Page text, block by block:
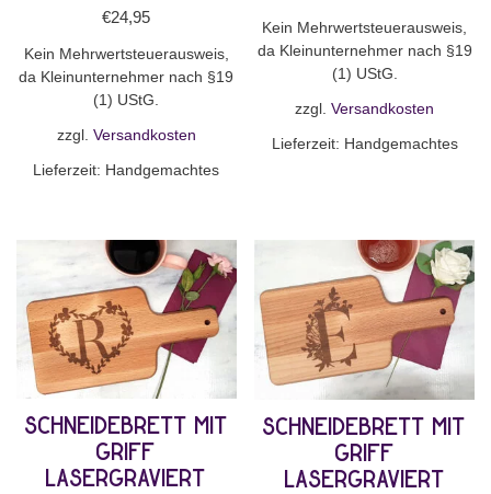
€24,95
Kein Mehrwertsteuerausweis,
da Kleinunternehmer nach §19
(1) UStG.
zzgl. Versandkosten
Lieferzeit: Handgemachtes
Kein Mehrwertsteuerausweis,
da Kleinunternehmer nach §19
(1) UStG.
zzgl.Versandkosten
Lieferzeit: Handgemachtes
Schneidebrett mit
Griff
lasergraviert
Schneidebrett mit
Griff
lasergraviert